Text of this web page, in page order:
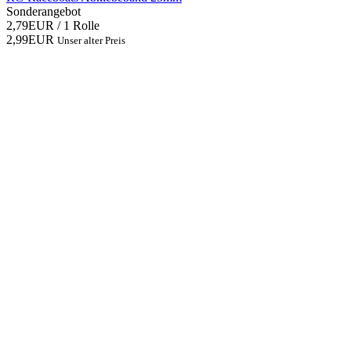
Sonderangebot
2,79EUR / 1 Rolle
2,99EUR Unser alter Preis